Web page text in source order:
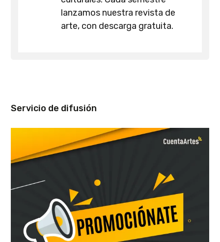
lanzamos nuestra revista de
arte, con descarga gratuita.
Servicio de difusión